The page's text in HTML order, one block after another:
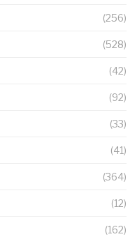
(256)
(528)
(42)
(92)
(33)
(41)
(364)
(12)
(162)